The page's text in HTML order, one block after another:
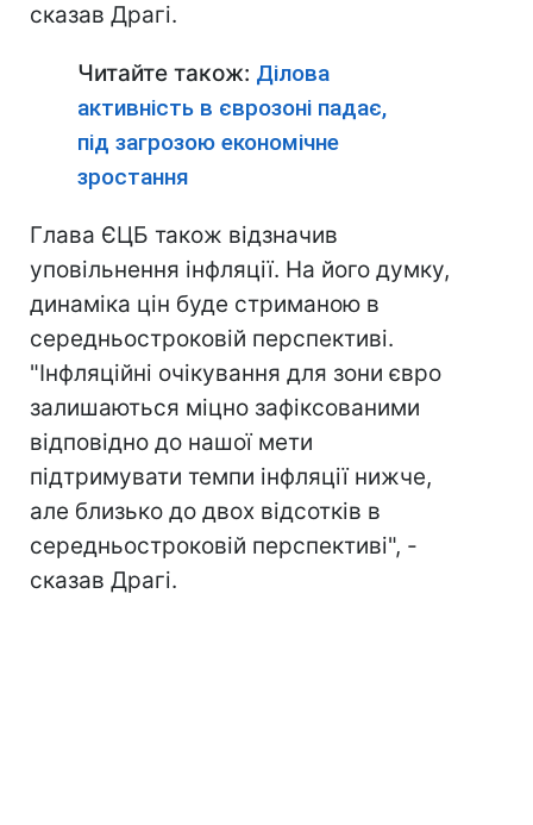
сказав Драгі.
Читайте також: Ділова
активність в єврозоні падає,
під загрозою економічне
зростання
Глава ЄЦБ також відзначив
уповільнення інфляції. На його думку,
динаміка цін буде стриманою в
середньостроковій перспективі.
"Інфляційні очікування для зони євро
залишаються міцно зафіксованими
відповідно до нашої мети
підтримувати темпи інфляції нижче,
але близько до двох відсотків в
середньостроковій перспективі", -
сказав Драгі.